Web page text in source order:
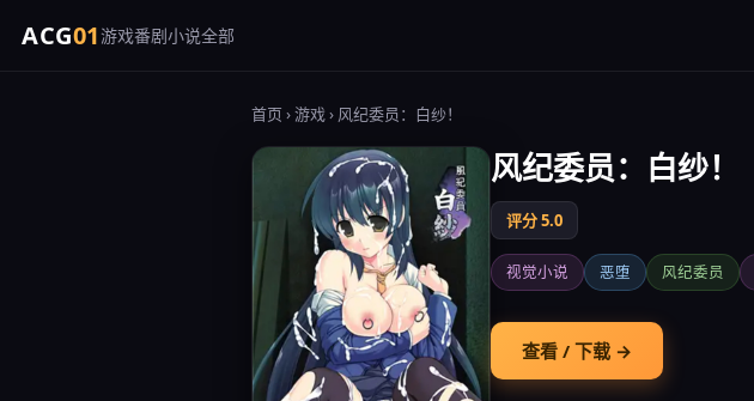
ACG01游戏番剧小说全部
首页 ›游戏› 风纪委员：白纱！
风纪委员：白纱！
评分 5.0
视觉小说 恶堕 风纪委员
查看 / 下载 →